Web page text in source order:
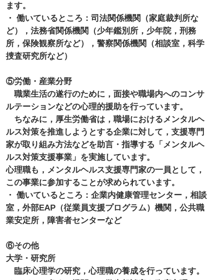
ます。
・ 働いているところ：司法関係機関（家庭裁判所な
ど），法務省関係機関（少年鑑別所，少年院，刑務
所，保険観察所など），警察関係機関（相談室，科学
捜査研究所など）
⑤労働・産業分野
職業生活の遂行のために，面接や職場内へのコンサ
ルテーションなどの心理的援助を行っています。
ちなみに，厚生労働省は，職場におけるメンタルヘ
ルス対策を推進しようとする企業に対して，支援専門
家が取り組み方法などを助言・指導する「メンタルヘ
ルス対策支援事業」を実施しています。
心理職も，メンタルヘルス支援専門家の一員として，
この事業に参加することが求められています。
・ 働いているところ：企業内健康管理センター，相談
室，外部EAP（従業員支援プログラム）機関，公共職
業安定所，障害者センターなど
⑥その他
大学・研究所
臨床心理学の研究，心理職の養成を行っています。